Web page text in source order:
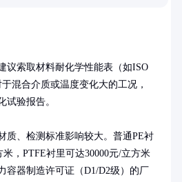
议索取材料耐化学性能表（如ISO
混合介质或温度变化大的工况，
试验报告。
质、检测标准影响较大。普通PE衬
米，PTFE衬里可达30000元/立方米
容器制造许可证（D1/D2级）的厂